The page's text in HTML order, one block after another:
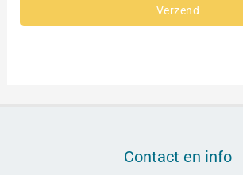
Verzend
Contact en info